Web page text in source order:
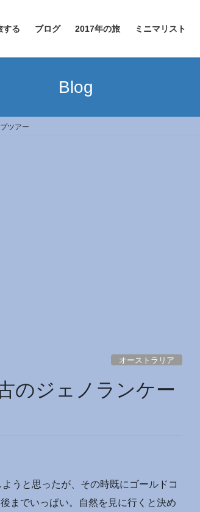
する ブログ 2017年の旅 ミニマリスト
Blog
ツアー
オーストラリア
のジェノランケー
うと思ったが、その時既にゴールドコ
までいっぱい。自然を見に行くと決め